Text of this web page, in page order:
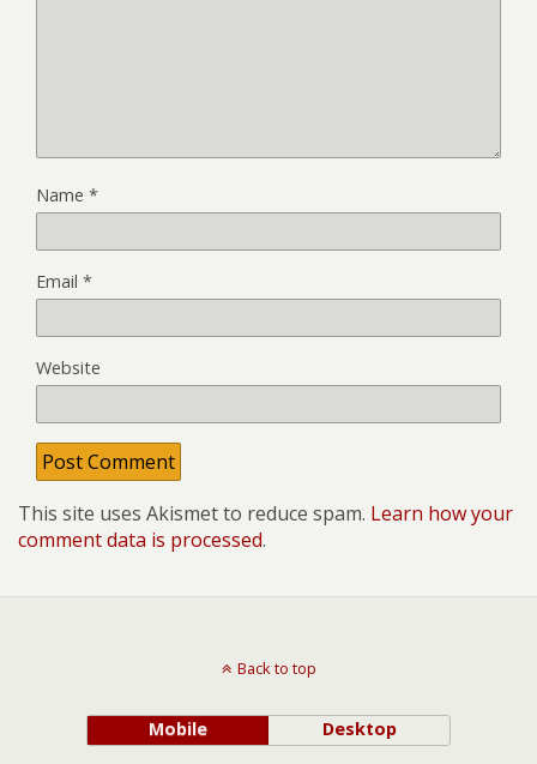
Name *
Email *
Website
This site uses Akismet to reduce spam. Learn how your
comment data is processed.
Back to top
Mobile Desktop